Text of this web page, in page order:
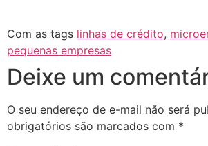
Com as tags linhas de crédito,
pequenas empresas
Deixe um
O seu endereço de e-mail não será
obrigatórios são marcados com *